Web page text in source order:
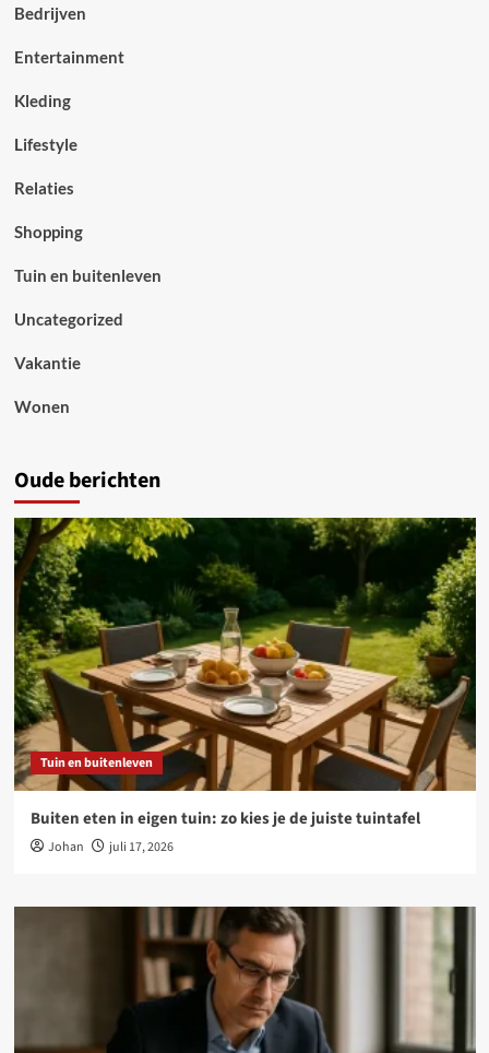
Bedrijven
Entertainment
Kleding
Lifestyle
Relaties
Shopping
Tuin en buitenleven
Uncategorized
Vakantie
Wonen
Oude berichten
Tuin en buitenleven
Buiten eten in eigen tuin: zo kies je de juiste tuintafel
Johan juli 17, 2026